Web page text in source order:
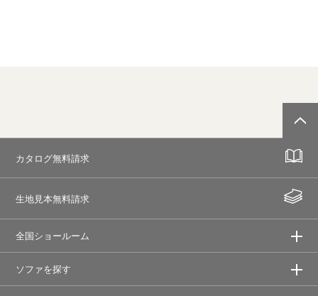
カタログ無料請求
生地見本無料請求
全国ショールーム
ソファを探す